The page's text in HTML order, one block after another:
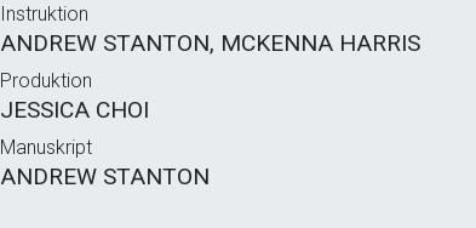
Instruktion
ANDREW STANTON, MCKENNA HARRIS
Produktion
JESSICA CHOI
Manuskript
ANDREW STANTON